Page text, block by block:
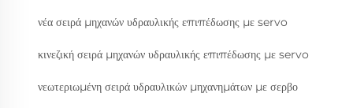
νέα σειρά μηχανών υδραυλικής επιπέδωσης με servo
κινεζική σειρά μηχανών υδραυλικής επιπέδωσης με servo
νεωτεριωμένη σειρά υδραυλικών μηχανημάτων με σερβο